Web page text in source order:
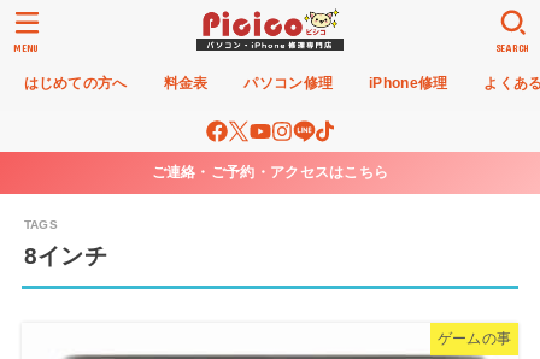
はじめての方へ 料金表 パソコン修理 iPhone修理 よくあ
SEARCH
MENU
ご連絡・ご予約・アクセスはこちら
8インチ
ゲームの事